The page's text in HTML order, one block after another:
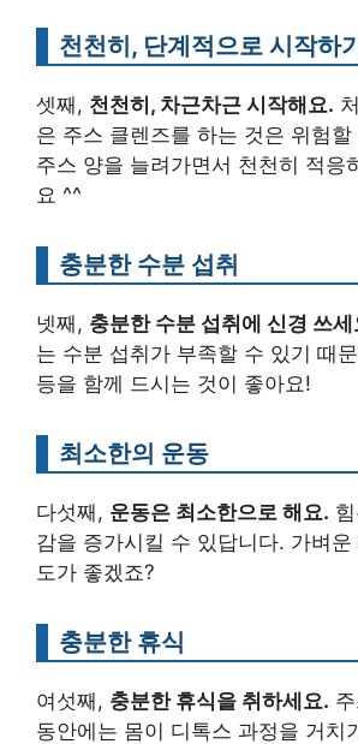
천천히, 단계적으로 시작하
셋째, 천천히, 차근차근 시작해요.
은 주스 클렌즈를 하는 것은 위험
주스 양을 늘려가면서 천천히 적응
요 ^^
충분한 수분 섭취
넷째, 충분한 수분 섭취에 신경 쓰세
는 수분 섭취가 부족할 수 있기 때
등을 함께 드시는 것이 좋아요!
최소한의 운동
다섯째, 운동은 최소한으로 해요.
감을 증가시킬 수 있답니다. 가벼운
도가 좋겠죠?
충분한 휴식
여섯째, 충분한 휴식을 취하세요.
동안에는 몸이 디톡스 과정을 거치